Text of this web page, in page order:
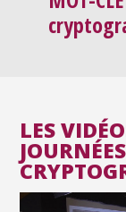
LES